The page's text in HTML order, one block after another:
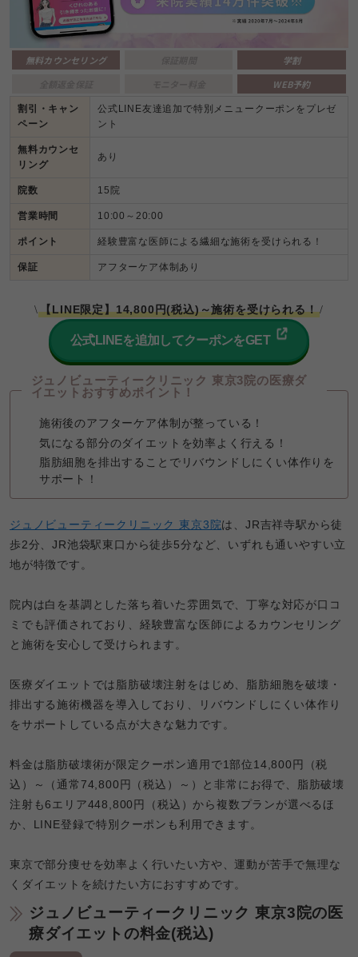
無料カウンセリング
学割
WEB予約
割引・キャン
ペーン
公式LINE友達追加で特別メニュークーポンをプレゼ
ント
無料カウンセ
リング
あり
院数 15院
営業時間 10:00～20:00
ポイント 経験豊富な医師による繊細な施術を受けられる！
保証 アフターケア体制あり
\【LINE限定】14,800円(税込)～施術を受けられる！/
公式LINEを追加してクーポンをGET
ジュノビューティークリニック 東京3院の医療ダ
イエットおすすめポイント！
施術後のアフターケア体制が整っている！
気になる部分のダイエットを効率よく行える！
脂肪細胞を排出することでリバウンドしにくい体作りを
サポート！
ジュノビューティークリニック 東京3院は、JR吉祥寺駅から徒
歩2分、JR池袋駅東口から徒歩5分など、いずれも通いやすい立
地が特徴です。
院内は白を基調とした落ち着いた雰囲気で、丁寧な対応が口コ
ミでも評価されており、経験豊富な医師によるカウンセリング
と施術を安心して受けられます。
医療ダイエットでは脂肪破壊注射をはじめ、脂肪細胞を破壊・
排出する施術機器を導入しており、リバウンドしにくい体作り
をサポートしている点が大きな魅力です。
料金は脂肪破壊術が限定クーポン適用で1部位14,800円（税
込）～（通常74,800円（税込）～）と非常にお得で、脂肪破壊
注射も6エリア448,800円（税込）から複数プランが選べるほ
か、LINE登録で特別クーポンも利用できます。
東京で部分痩せを効率よく行いたい方や、運動が苦手で無理な
くダイエットを続けたい方におすすめです。
ジュノビューティークリニック 東京3院の医
療ダイエットの料金(税込)